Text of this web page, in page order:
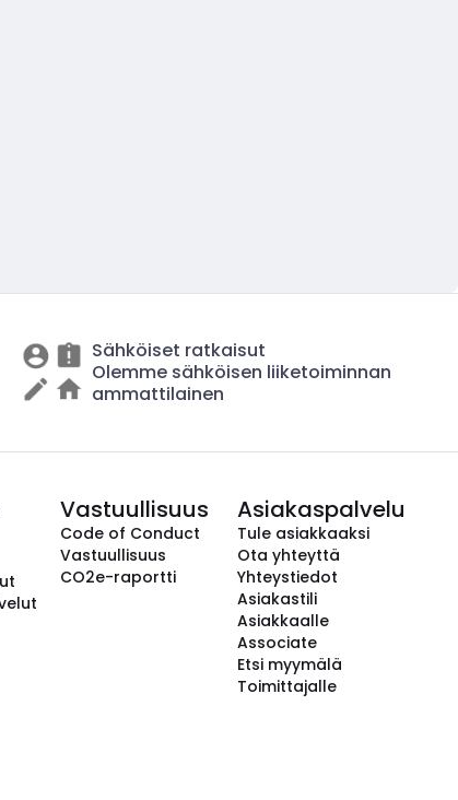
Sähköiset ratkaisut
Olemme sähköisen liiketoiminnan
ammattilainen
Vastuullisuus
Code of Conduct
Vastuullisuus
CO2e-raportti
Asiakaspalvelu
Tule asiakkaaksi
Ota yhteyttä
Yhteystiedot
Asiakastili
Asiakkaalle
Associate
Etsi myymälä
Toimittajalle